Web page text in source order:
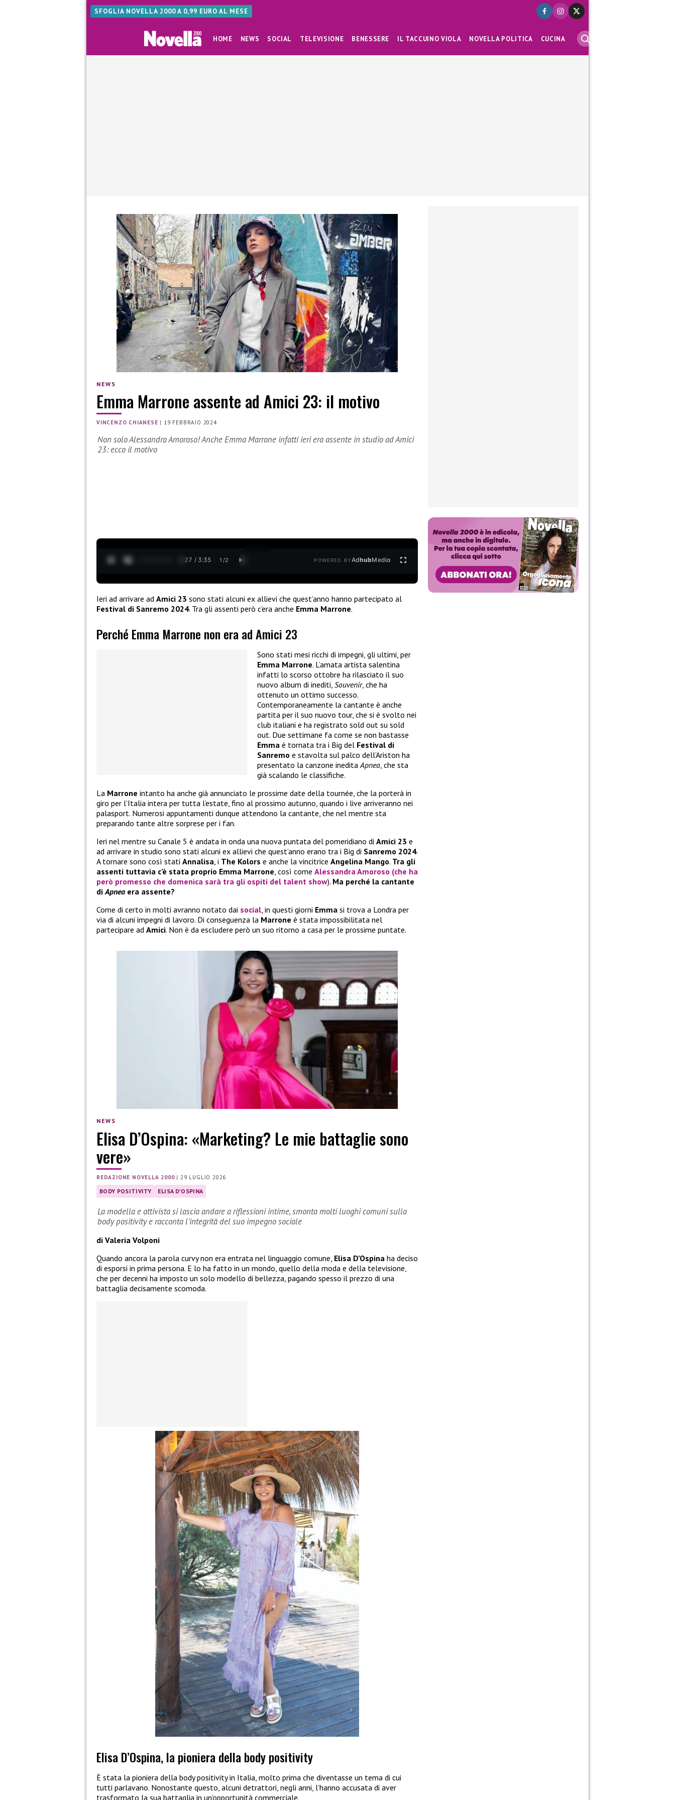
SFOGLIA NOVELLA 2000 A 0,99 EURO AL MESE
HOME NEWS SOCIAL TELEVISIONE BENESSERE IL TACCUINO VIOLA NOVELLA POLITICA CUCINA
NEWS
Emma Marrone assente ad Amici 23: il motivo
VINCENZO CHIANESE | 19 FEBBRAIO 2024
Non solo Alessandra Amoroso! Anche Emma Marrone infatti ieri era assente in studio ad Amici
23: ecco il motivo
0:28 / 3:35 1 /2 POWERED BYAdhubMedia
Ieri ad arrivare ad Amici 23 sono stati alcuni ex allievi che quest’anno hanno partecipato al
Festival di Sanremo 2024. Tra gli assenti però c’era anche Emma Marrone.
Perché Emma Marrone non era ad Amici 23
Sono stati mesi ricchi di impegni, gli ultimi, per
Emma Marrone. L’amata artista salentina
infatti lo scorso ottobre ha rilasciato il suo
nuovo album di inediti, Souvenir, che ha
ottenuto un ottimo successo.
Contemporaneamente la cantante è anche
partita per il suo nuovo tour, che si è svolto nei
club italiani e ha registrato sold out su sold
out. Due settimane fa come se non bastasse
Emma è tornata tra i Big del Festival di
Sanremo e stavolta sul palco dell’Ariston ha
presentato la canzone ineditaApnea, che sta
già scalando le classifiche.
La Marrone intanto ha anche già annunciato le prossime date della tournée, che la porterà in
giro per l’Italia intera per tutta l’estate, fino al prossimo autunno, quando i live arriveranno nei
palasport. Numerosi appuntamenti dunque attendono la cantante, che nel mentre sta
preparando tante altre sorprese per i fan.
Ieri nel mentre su Canale 5 è andata in onda una nuova puntata del pomeridiano di Amici 23 e
ad arrivare in studio sono stati alcuni ex allievi che quest’anno erano tra i Big di Sanremo 2024.
A tornare sono così stati Annalisa, i The Kolors e anche la vincitrice Angelina Mango. Tra gli
assenti tuttavia c’è stata proprio Emma Marrone, così come Alessandra Amoroso (che ha
però promesso che domenica sarà tra gli ospiti del talent show). Ma perché la cantante
diApnea era assente?
Come di certo in molti avranno notato dai social, in questi giorni Emma si trova a Londra per
via di alcuni impegni di lavoro. Di conseguenza la Marrone è stata impossibilitata nel
partecipare ad Amici. Non è da escludere però un suo ritorno a casa per le prossime puntate.
NEWS
Elisa D’Ospina: «Marketing? Le mie battaglie sono
vere»
REDAZIONE NOVELLA 2000|29 LUGLIO 2026
BODY POSITIVITY ELISA D'OSPINA
La modella e attivista si lascia andare a riflessioni intime, smonta molti luoghi comuni sulla
body positivity e racconta l’integrità del suo impegno sociale
di Valeria Volponi
Quando ancora la parola curvy non era entrata nel linguaggio comune, Elisa D’Ospina ha deciso
di esporsi in prima persona. E lo ha fatto in un mondo, quello della moda e della televisione,
che per decenni ha imposto un solo modello di bellezza, pagando spesso il prezzo di una
battaglia decisamente scomoda.
Elisa D’Ospina, la pioniera della body positivity
È stata la pioniera della body positivity in Italia, molto prima che diventasse un tema di cui
tutti parlavano. Nonostante questo, alcuni detrattori, negli anni, l’hanno accusata di aver
trasformato la sua battaglia in un’opportunità commerciale.